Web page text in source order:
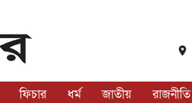
ফিচার ধর্ম জাতীয় রাজনীতি